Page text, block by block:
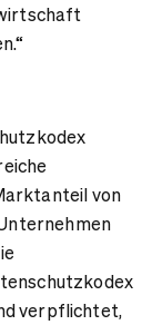
von
verpflichtet,